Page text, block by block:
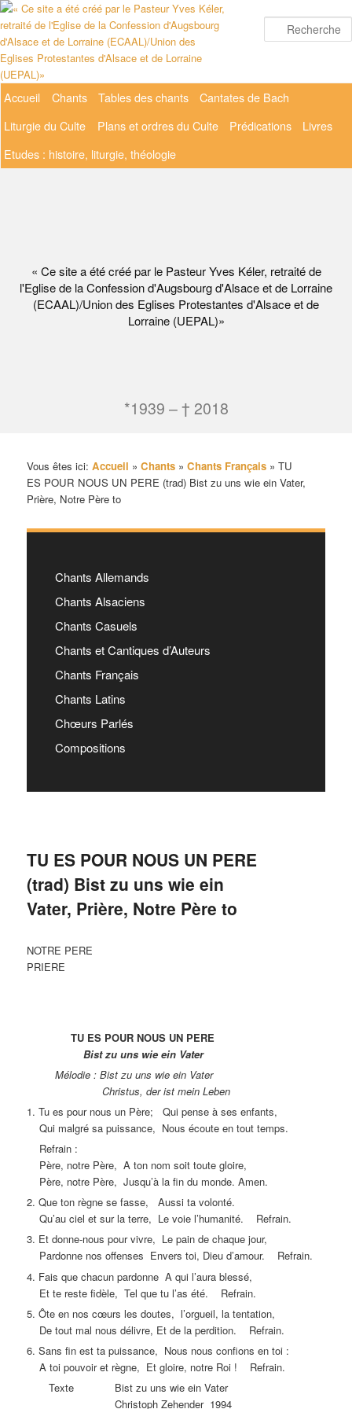
Aller
au
contenu
principal
« Ce site a été créé par le Pasteur Yves Kéler, retraité de
l'Eglise de la Confession d'Augsbourg d'Alsace et de Lorraine
(ECAAL)/Union des Eglises Protestantes d'Alsace et de
Lorraine (UEPAL)»
*1939 – † 2018
Menu
Accueil Chants Tables des chants
Cantates de Bach
Liturgie du Culte
Plans et ordres du Culte Prédications
Livres
Etudes : histoire, liturgie, théologie
TU ES POUR NOUS UN PERE
(trad) Bist zu uns wie ein
Vater, Prière, Notre Père to
NOTRE PERE
PRIERE
TU ES POUR NOUS UN PERE
Bist zu uns wie ein Vater
Mélodie : Bist zu uns wie ein Vater
Christus, der ist mein Leben
1. Tu es pour nous un Père; Qui pense à ses enfants,
Qui malgré sa puissance, Nous écoute en tout temps.
Refrain :
Père, notre Père, A ton nom soit toute gloire,
Père, notre Père, Jusqu’à la fin du monde. Amen.
2. Que ton règne se fasse, Aussi ta volonté.
Qu’au ciel et sur la terre, Le voie l’humanité. Refrain.
3. Et donne-nous pour vivre, Le pain de chaque jour,
Pardonne nos offenses Envers toi, Dieu d’amour. Refrain.
4. Fais que chacun pardonne A qui l’aura blessé,
Et te reste fidèle, Tel que tu l’as été. Refrain.
5. Ôte en nos cœurs les doutes, l’orgueil, la tentation,
De tout mal nous délivre, Et de la perdition. Refrain.
6. Sans fin est ta puissance, Nous nous confions en toi :
A toi pouvoir et règne, Et gloire, notre Roi ! Refrain.
Texte Bist zu uns wie ein Vater
Christoph Zehender 1994
Vous êtes ici:Accueil »Chants »Chants Français »TU
ES POUR NOUS UN PERE (trad) Bist zu uns wie ein Vater,
Prière, Notre Père to
Chants Allemands
Chants Alsaciens
Chants Casuels
Chants et Cantiques d’Auteurs
Chants Français
Chants Latins
Chœurs Parlés
Compositions